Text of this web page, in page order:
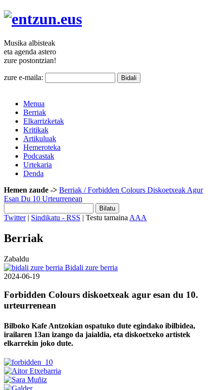
Musika albisteak
eta agenda astero
zure postontzian!
zure e-maila:
Menua
Berriak
Elkarrizketak
Kritikak
Artikuluak
Hemeroteka
Podcastak
Urtekaria
Denda
Hemen zaude -> Berriak / Forbidden Colours Diskoetxeak Agur
Esan Du 10 Urteurrenean
Twitter| Sindikatu - RSS | Testu tamaina AAA
Berriak
Zabaldu
Bidali zure berria
2024-06-19
Forbidden Colours diskoetxeak agur esan du 10.
urteurrenean
Bilboko Kafe Antzokian ospatuko dute egindako ibilbidea,
irailaren 13an izango da jaialdia, eta diskoetxeko artistek
elkarrekin joko dute.